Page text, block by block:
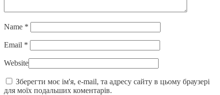
Name *
Email *
Website
Зберегти моє ім'я, e-mail, та адресу сайту в цьому браузері
для моїх подальших коментарів.